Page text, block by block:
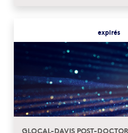
expirés
GLOCAL-DAVIS POST-